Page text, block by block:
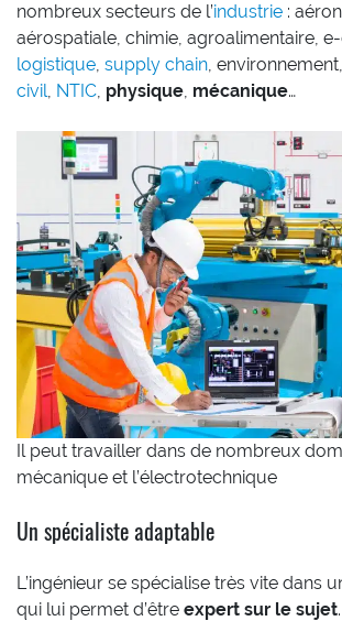
nombreux secteurs de l’industrie :
aérospatiale, chimie, agroalimentaire,
logistique, supply chain,
civil, NTIC, physique, mécanique…
Il peut travailler dans de nombreux
mécanique et l’électrotechnique
Un spécialiste adaptable
L’ingénieur se spécialise très vite dans
qui lui permet d’être expert sur le sujet